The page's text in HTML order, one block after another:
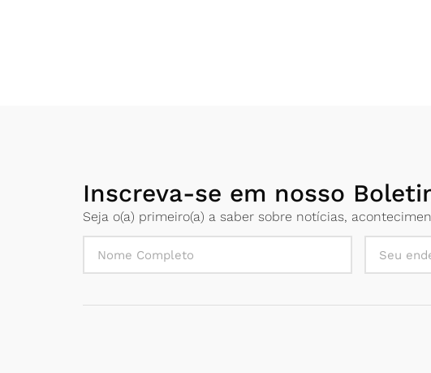
Inscreva-se em nosso
Seja o(a) primeiro(a) a saber sobre notícias,